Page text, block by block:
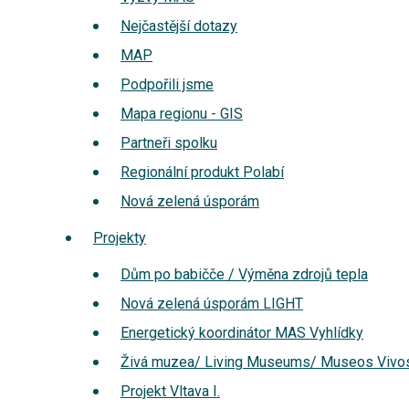
Nejčastější dotazy
MAP
Podpořili jsme
Mapa regionu - GIS
Partneři spolku
Regionální produkt Polabí
Nová zelená úsporám
Projekty
Dům po babičče / Výměna zdrojů tepla
Nová zelená úsporám LIGHT
Energetický koordinátor MAS Vyhlídky
Živá muzea/ Living Museums/ Museos
Projekt Vltava I.